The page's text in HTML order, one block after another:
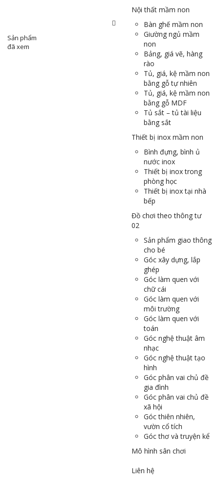
Sản phẩm
đã xem
Nội thất mầm non
Bàn ghế mầm non
Giường ngủ mầm
non
Bảng, giá vẽ, hàng
rào
Tủ, giá, kệ mầm non
bằng gỗ tự nhiên
Tủ, giá, kệ mầm non
bằng gỗ MDF
Tủ sắt – tủ tài liệu
bằng sắt
Thiết bị inox mầm non
Bình đựng, bình ủ
nước inox
Thiết bị inox trong
phòng học
Thiết bị inox tại nhà
bếp
Đồ chơi theo thông tư
02
Sản phẩm giao thông
cho bé
Góc xây dựng, lắp
ghép
Góc làm quen với
chữ cái
Góc làm quen với
môi trường
Góc làm quen với
toán
Góc nghệ thuật âm
nhạc
Góc nghệ thuật tạo
hình
Góc phân vai chủ đề
gia đình
Góc phân vai chủ đề
xã hội
Góc thiên nhiên,
vườn cổ tích
Góc thơ và truyện kể
Mô hình sân chơi
Liên hệ